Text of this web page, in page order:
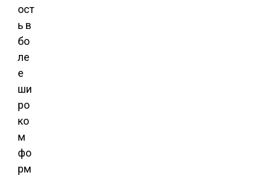
ост
ь в
бо
ле
е
ши
ро
ко
м
фо
рм